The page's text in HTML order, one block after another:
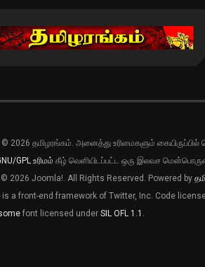
© 2026 தமிழரங்கம். அனைத்து உரிமைகளும்
GPL உரிமம் கீழ் வெளியிடப்பட்ட ஒரு இலவச
2026 Joomla!. All Rights Reserved. Powered by
is a front-end framework of Twitter, Inc. Code
font licensed under SIL OFL 1.1 .